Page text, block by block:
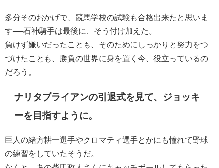
多分そのおかげで、競馬学校の試験も合格出来たと思いま
す──石神騎手は最後に、そう付け加えた。
負けず嫌いだったことも、そのためにしっかりと努力をつ
づけたことも、勝負の世界に身を置く今、役立っているの
だろう。
ナリタブライアンの引退式を見て、ジョッキ
ーを目指すように。
巨人の緒方耕一選手やクロマティ選手とかにも憧れて野球
の練習をしていたそうだ。